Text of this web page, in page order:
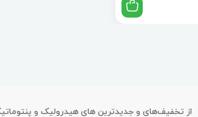
از تخفیف‌های و جدیدترین های هیدرولیک و